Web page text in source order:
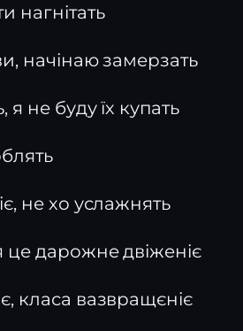
нагнітать
начінаю замерзать
не буду їх купать
не хо услажнять
це дарожне двіженіє
класа вазвращєніє